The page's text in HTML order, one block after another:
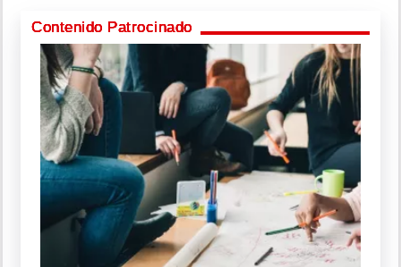
Contenido Patrocinado